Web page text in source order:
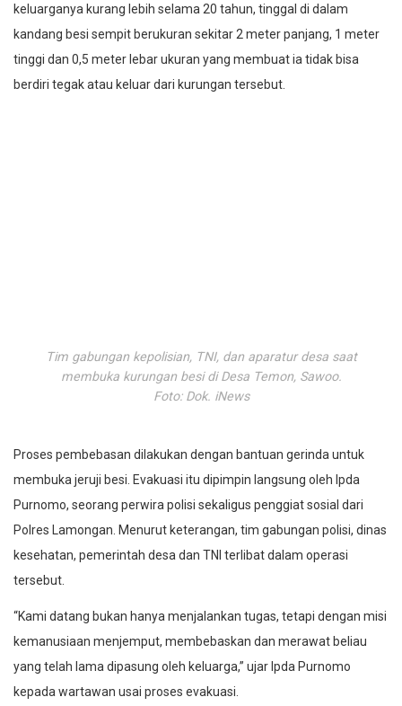
keluarganya kurang lebih selama 20 tahun, tinggal di dalam
kandang besi sempit berukuran sekitar 2 meter panjang, 1 meter
tinggi dan 0,5 meter lebar ukuran yang membuat ia tidak bisa
berdiri tegak atau keluar dari kurungan tersebut.
Tim gabungan kepolisian, TNI, dan aparatur desa saat
membuka kurungan besi di Desa Temon, Sawoo.
Foto: Dok. iNews
Proses pembebasan dilakukan dengan bantuan gerinda untuk
membuka jeruji besi. Evakuasi itu dipimpin langsung oleh Ipda
Purnomo, seorang perwira polisi sekaligus penggiat sosial dari
Polres Lamongan. Menurut keterangan, tim gabungan polisi, dinas
kesehatan, pemerintah desa dan TNI terlibat dalam operasi
tersebut.
“Kami datang bukan hanya menjalankan tugas, tetapi dengan misi
kemanusiaan menjemput, membebaskan dan merawat beliau
yang telah lama dipasung oleh keluarga,” ujar Ipda Purnomo
kepada wartawan usai proses evakuasi.